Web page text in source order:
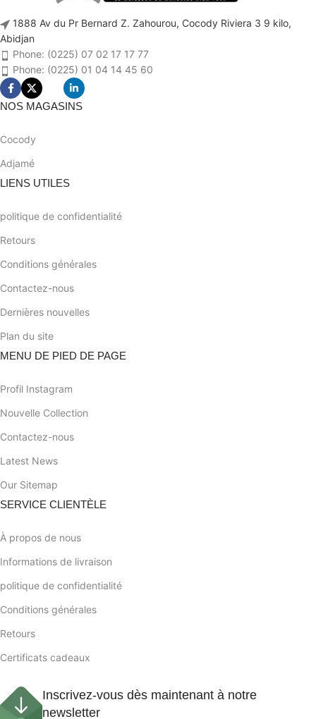
1888 Av du Pr Bernard Z. Zahourou, Cocody Riviera 3 9 kilo,
Abidjan
Phone: (0225) 07 02 17 17 77
Phone: (0225) 01 04 14 45 60
NOS MAGASINS
Cocody
Adjamé
LIENS UTILES
politique de confidentialité
Retours
Conditions générales
Contactez-nous
Dernières nouvelles
Plan du site
MENU DE PIED DE PAGE
Profil Instagram
Nouvelle Collection
Contactez-nous
Latest News
Our Sitemap
SERVICE CLIENTÈLE
À propos de nous
Informations de livraison
politique de confidentialité
Conditions générales
Retours
Certificats cadeaux
Inscrivez-vous dès maintenant à notre
newsletter